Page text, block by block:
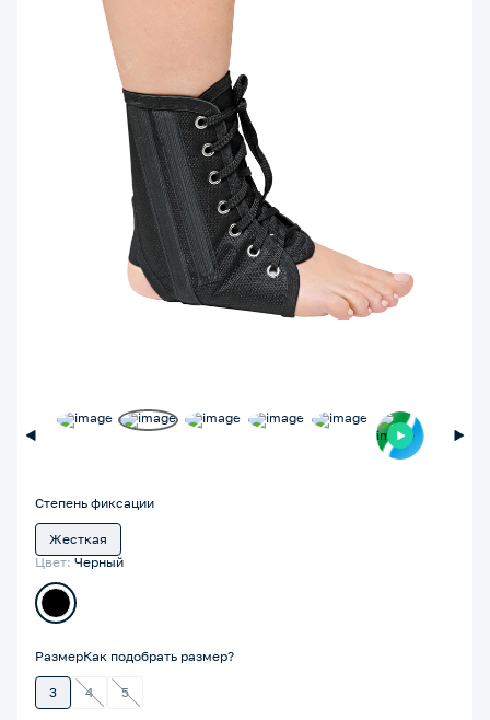
Степень фиксации
Жесткая
Цвет: Черный
РазмерКак подобрать размер?
3 4 5